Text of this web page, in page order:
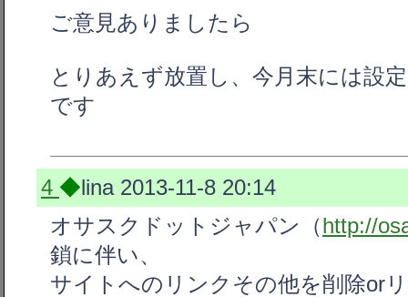
ご意見ありましたら
とりあえず放置し、今月末には設
です
4 ◆lina 2013-11-8 20:14
オサスクドットジャパン（http://
鎖に伴い、
サイトへのリンクその他を削除or